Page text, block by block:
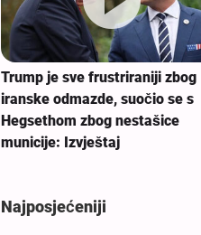
Trump je sve frustriraniji zbog
iranske odmazde, suočio se s
Hegsethom zbog nestašice
municije: Izvještaj
Najposjećeniji